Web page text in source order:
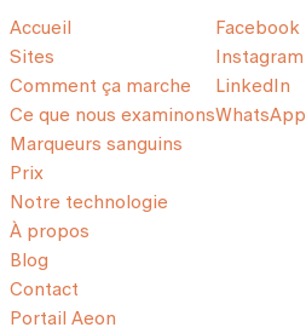
Accueil
Sites
Comment ça marche
Ce que nous examinons
Marqueurs sanguins
Prix
Notre technologie
À propos
Blog
Contact
Portail Aeon
Facebook
Instagram
LinkedIn
WhatsApp